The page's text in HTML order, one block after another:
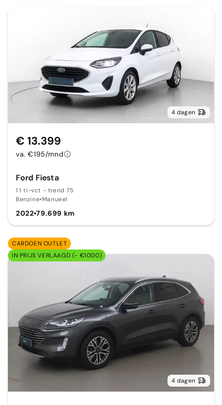
4 dagen
Ford Fiesta
1.1 ti-vct - trend 75
Benzine•Manueel
2022•79.699 km
€ 13.399
va. €195/mnd
CARDOEN OUTLET
IN PRIJS VERLAAGD (- €1000)
4 dagen